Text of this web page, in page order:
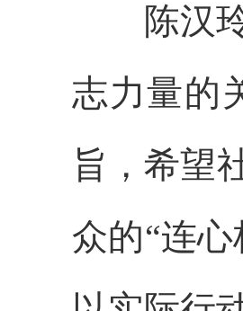
陈汉玲
志力量的
旨，希望
众的“连